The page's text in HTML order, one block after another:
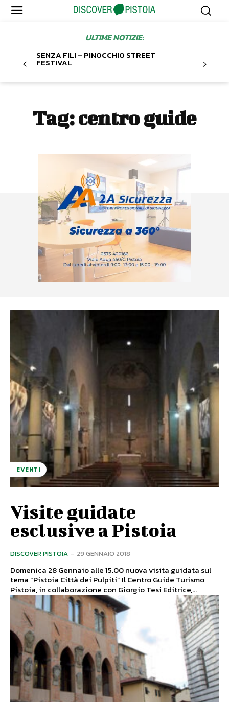
ULTIME NOTIZIE:
SENZA FILI – PINOCCHIO STREET
FESTIVAL
Tag:centro guide
EVENTI
Visite guidate
esclusive a Pistoia
DISCOVER PISTOIA - 29 GENNAIO 2018
Domenica 28 Gennaio alle 15.00 nuova visita guidata sul
tema “Pistoia Città dei Pulpiti” Il Centro Guide Turismo
Pistoia, in collaborazione con Giorgio Tesi Editrice,...